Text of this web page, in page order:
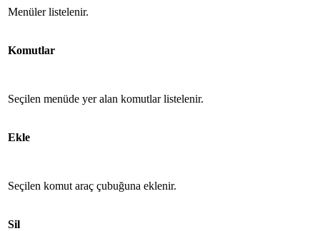
Menüler listelenir.
Komutlar
Seçilen menüde yer alan komutlar listelenir.
Ekle
Seçilen komut araç çubuğuna eklenir.
Sil